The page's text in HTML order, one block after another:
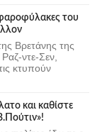
του
Βρετάνης της
ντε-Σεν,
κτυπούν
και καθίστε